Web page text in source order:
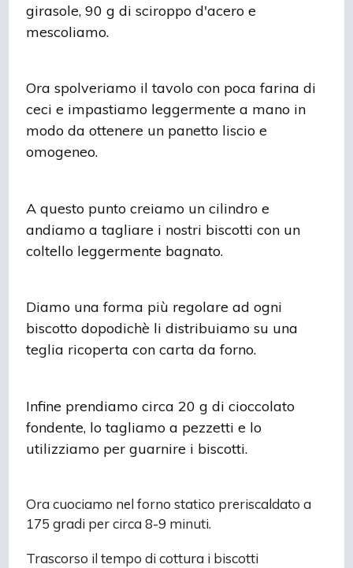
girasole, 90 g di sciroppo d'acero e
mescoliamo.
Ora spolveriamo il tavolo con poca farina di
ceci e impastiamo leggermente a mano in
modo da ottenere un panetto liscio e
omogeneo.
A questo punto creiamo un cilindro e
andiamo a tagliare i nostri biscotti con un
coltello leggermente bagnato.
Diamo una forma più regolare ad ogni
biscotto dopodichè li distribuiamo su una
teglia ricoperta con carta da forno.
Infine prendiamo circa 20 g di cioccolato
fondente, lo tagliamo a pezzetti e lo
utilizziamo per guarnire i biscotti.
Ora cuociamo nel forno statico preriscaldato a
175 gradi per circa 8-9 minuti.
Trascorso il tempo di cottura i biscotti